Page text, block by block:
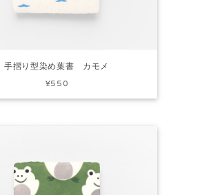
手摺り型染め葉書 カモメ
¥550